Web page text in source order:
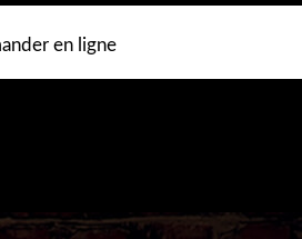
en ligne